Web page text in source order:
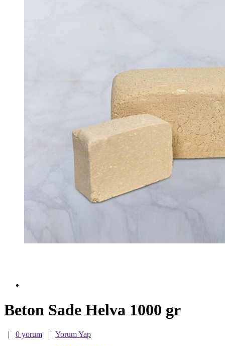
Beton Sade Helva 1000 gr
| 0 yorum | Yorum Yap